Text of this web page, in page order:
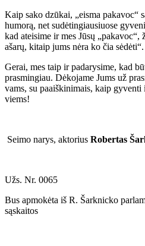
Kaip sa­ko dzū­kai, „eis­ma pa­ka­voc“
hu­mo­rą, net su­dė­tin­giau­siuo­se
kad at­ei­si­me ir mes Jū­sų
aša­rų, ki­taip jums nė­ra ko čia sė­dė­ti“.
Ge­rai, mes taip ir pa­da­ry­si­me, kad
pra­smin­giau. Dė­ko­ja­me Jums už
vams, su pa­aiš­ki­ni­mais, kaip
viems!
Sei­mo na­rys, ak­to­rius Ro­ber­tas
Užs. Nr. 0065
Bus apmokėta iš R. Šarknicko
sąskaitos